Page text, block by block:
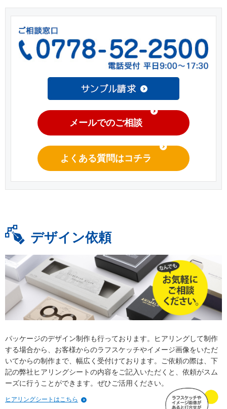
メールでのご相談
よくある質問はコチラ
デザイン依頼
パッケージのデザイン制作も行っております。ヒアリングして制作
する場合から、お客様からのラフスケッチやイメージ画像をいただ
いてからの制作まで、幅広く受付けております。ご依頼の際は、下
記の弊社ヒアリングシートの内容をご記入いただくと、依頼がスム
ーズに行うことができます。ぜひご活用ください。
ヒアリングシートはこちら